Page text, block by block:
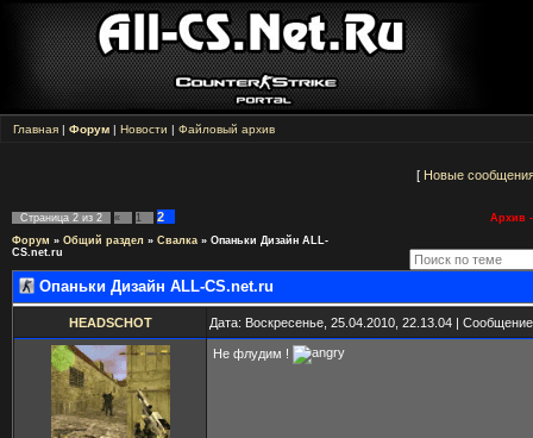
Главная | Форум | Новости | Файловый архив
[ Новые
Страница 2 из 2 « 1 2
Архив -
Форум » Общий раздел » Свалка » Опаньки Дизайн ALL-
CS.net.ru
Опаньки Дизайн ALL-CS.net.ru
HEADSCHOT Дата: Воскресенье, 25.04.2010, 22.13.04 |
Не флудим !